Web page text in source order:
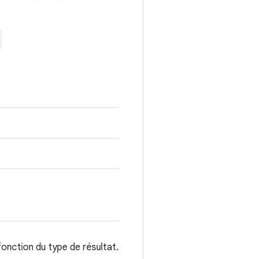
du type de résultat.